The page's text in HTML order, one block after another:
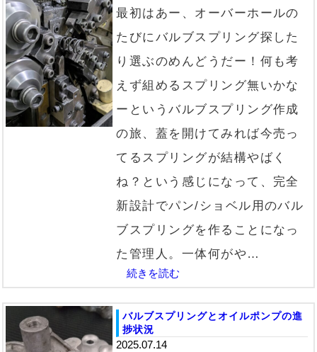
最初はあー、オーバーホールの
たびにバルブスプリング探した
り選ぶのめんどうだー！何も考
えず組めるスプリング無いかな
ーというバルブスプリング作成
の旅、蓋を開けてみれば今売っ
てるスプリングが結構やばく
ね？という感じになって、完全
新設計でパン/ショベル用のバル
ブスプリングを作ることになっ
た管理人。一体何がや…
続きを読む
バルブスプリングとオイルポンプの進
捗状況
2025.07.14